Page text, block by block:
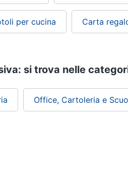
per cucina Carta
si trova nelle
Office, Cartoleria e